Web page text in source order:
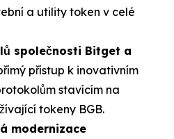
a utility token v celé
společnosti Bitget a
přístup k inovativním
stavícím na
tokeny BGB.
modernizace